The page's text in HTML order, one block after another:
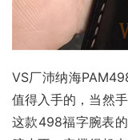
VS厂沛纳海
值得入手的，当然
这款498福字腕表